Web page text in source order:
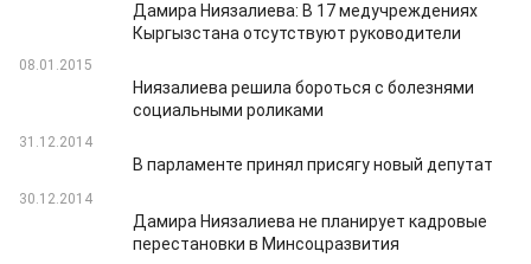
Дамира Ниязалиева: В 17 медучреждениях
Кыргызстана отсутствуют руководители
08.01.2015
Ниязалиева решила бороться с болезнями
социальными роликами
31.12.2014
В парламенте принял присягу новый депутат
30.12.2014
Дамира Ниязалиева не планирует кадровые
перестановки в Минсоцразвития